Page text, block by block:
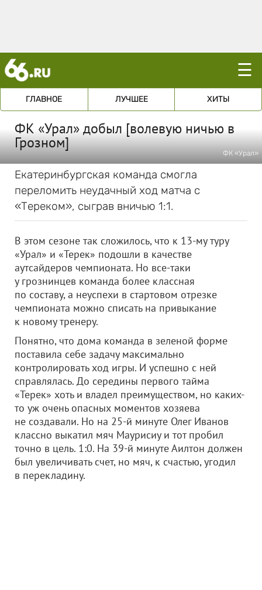
☰
ГЛАВНОЕ ЛУЧШЕЕ ХИТЫ
ФК «Урал» добыл [волевую ничью в
Грозном]
ФК «Урал»
Екатеринбургская команда смогла
переломить неудачный ход матча с
«Тереком», сыграв вничью 1:1.
В этом сезоне так сложилось, что к 13-му туру
«Урал» и «Терек» подошли в качестве
аутсайдеров чемпионата. Но все-таки
у грознинцев команда более классная
по составу, а неуспехи в стартовом отрезке
чемпионата можно списать на привыкание
к новому тренеру.
Понятно, что дома команда в зеленой форме
поставила себе задачу максимально
контролировать ход игры. И успешно с ней
справлялась. До середины первого тайма
«Терек» хоть и владел преимуществом, но каких-
то уж очень опасных моментов хозяева
не создавали. Но на 25-й минуте Олег Иванов
классно выкатил мяч Маурисиу и тот пробил
точно в цель. 1:0. На 39-й минуте Аилтон должен
был увеличивать счет, но мяч, к счастью, угодил
в перекладину.